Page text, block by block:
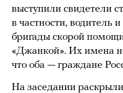
выступили свидетели
в частности, водитель
бригады скорой
«Джанкой». Их имена
что оба — граждане
На заседании